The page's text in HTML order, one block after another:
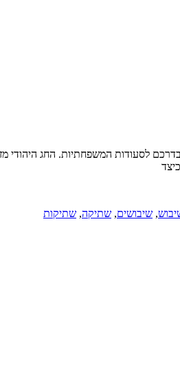
לסעודות המשפחתיות. החג היהודי
, שיבושים, שתיקה, שתיקות